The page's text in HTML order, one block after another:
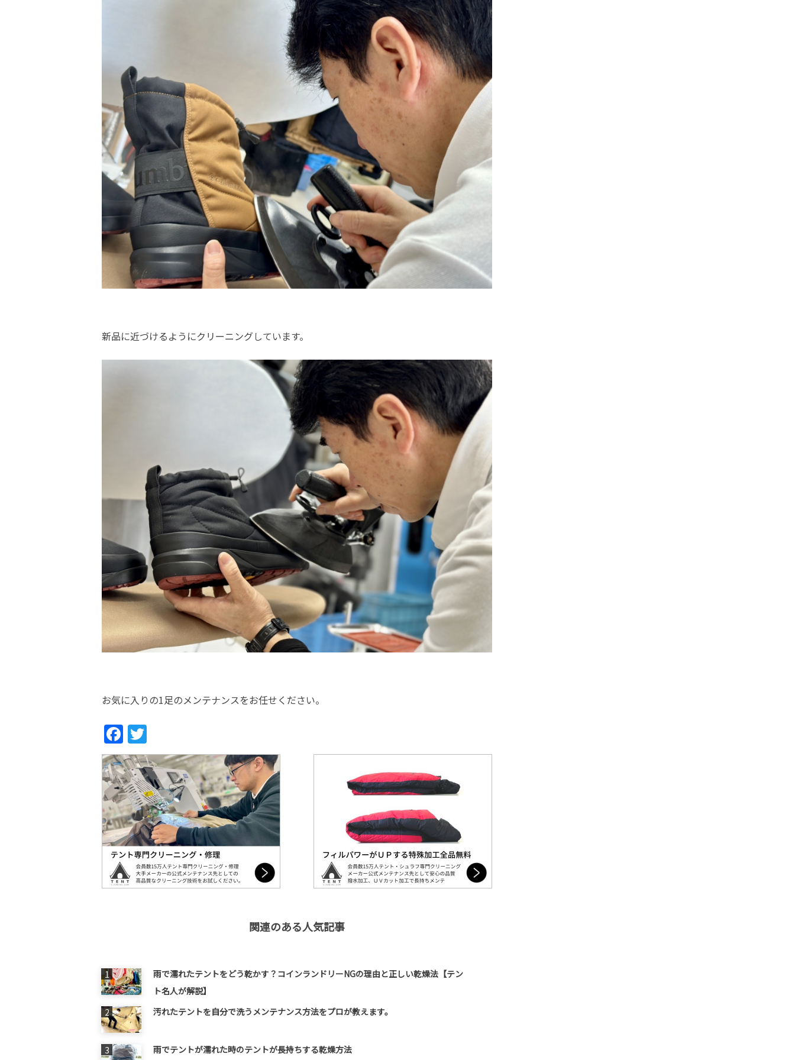
新品に近づけるようにクリーニングしています。
お気に入りの1足のメンテナンスをお任せください。
Fac
ebo
ok
tter
関連のある人気記事
雨で濡れたテントをどう乾かす？コインランドリーNGの理由と正しい乾燥法【テン
ト名人が解説】
汚れたテントを自分で洗うメンテナンス方法をプロが教えます。
雨でテントが濡れた時のテントが長持ちする乾燥方法